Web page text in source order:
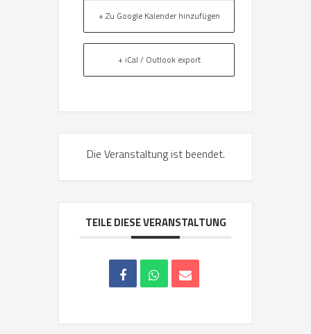
+ Zu Google Kalender hinzufügen
+ iCal / Outlook export
Die Veranstaltung ist beendet.
TEILE DIESE VERANSTALTUNG